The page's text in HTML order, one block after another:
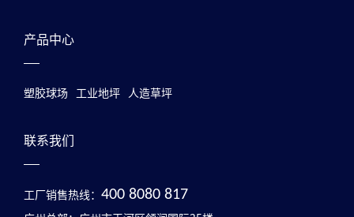
产品中心
塑胶球场 工业地坪 人造草坪
联系我们
工厂销售热线： 400 8080 817